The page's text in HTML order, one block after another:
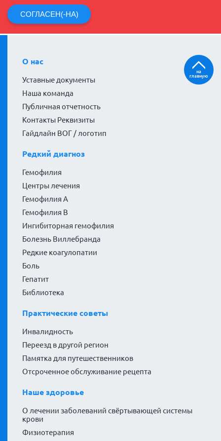
СОГЛАСЕН(-НА)
О нас
Уставные документы
Наша команда
Публичная отчетность
Контакты Реквизиты
Гайдлайн ВОГ / логотип
Редкий диагноз
Гемофилия
Центры лечения
Гемофилия А
Гемофилия В
Ингибиторная гемофилия
Болезнь Виллебранда
Редкие коагулопатии
Боль
Гепатит
Библиотека
Практические советы
Инвалидность
Переезд в другой регион
Памятка для путешественников
Отсроченное обслуживание рецепта
Наше здоровье
О лечении заболеваний свёртывающей системы
крови
Физиотерапия
на
главную